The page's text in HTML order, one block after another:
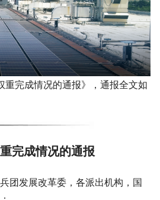
完成情况的通报》，通报全文如
完成情况的通报
团发展改革委，各派出机构，国